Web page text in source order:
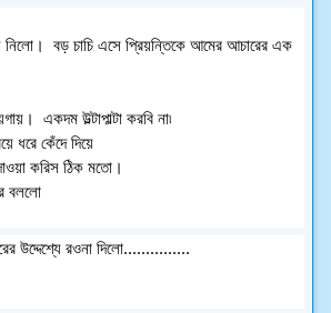
নিলো।  বড় চাচি এসে প্রিয়ন্তিকে আমের আচারের এক
একদম উল্টাপাল্টা করবি না৷
ধরে কেঁদে দিয়ে
করিস ঠিক মতো।
বললো
উদ্দেশ্যে রওনা দিলো...............